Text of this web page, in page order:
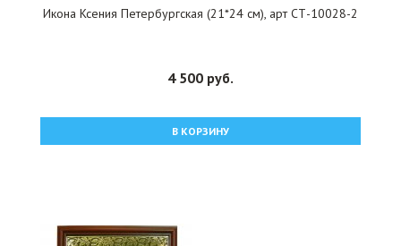
Икона Ксения Петербургская (21*24 см), арт СТ-10028-2
4 500 руб.
В КОРЗИНУ